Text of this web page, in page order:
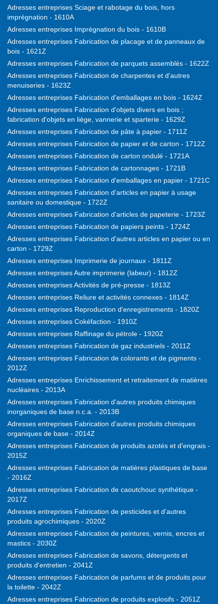
Adresses entreprises Sciage et rabotage du bois, hors
imprégnation - 1610A
Adresses entreprises Imprégnation du bois - 1610B
Adresses entreprises Fabrication de placage et de panneaux de
bois - 1621Z
Adresses entreprises Fabrication de parquets assemblés - 1622Z
Adresses entreprises Fabrication de charpentes et d'autres
menuiseries - 1623Z
Adresses entreprises Fabrication d'emballages en bois - 1624Z
Adresses entreprises Fabrication d'objets divers en bois ;
fabrication d'objets en liège, vannerie et sparterie - 1629Z
Adresses entreprises Fabrication de pâte à papier - 1711Z
Adresses entreprises Fabrication de papier et de carton - 1712Z
Adresses entreprises Fabrication de carton ondulé - 1721A
Adresses entreprises Fabrication de cartonnages - 1721B
Adresses entreprises Fabrication d'emballages en papier - 1721C
Adresses entreprises Fabrication d'articles en papier à usage
sanitaire ou domestique - 1722Z
Adresses entreprises Fabrication d'articles de papeterie - 1723Z
Adresses entreprises Fabrication de papiers peints - 1724Z
Adresses entreprises Fabrication d'autres articles en papier ou en
carton - 1729Z
Adresses entreprises Imprimerie de journaux - 1811Z
Adresses entreprises Autre imprimerie (labeur) - 1812Z
Adresses entreprises Activités de pré-presse - 1813Z
Adresses entreprises Reliure et activités connexes - 1814Z
Adresses entreprises Reproduction d'enregistrements - 1820Z
Adresses entreprises Cokéfaction - 1910Z
Adresses entreprises Raffinage du pétrole - 1920Z
Adresses entreprises Fabrication de gaz industriels - 2011Z
Adresses entreprises Fabrication de colorants et de pigments -
2012Z
Adresses entreprises Enrichissement et retraitement de matières
nucléaires - 2013A
Adresses entreprises Fabrication d'autres produits chimiques
inorganiques de base n.c.a. - 2013B
Adresses entreprises Fabrication d'autres produits chimiques
organiques de base - 2014Z
Adresses entreprises Fabrication de produits azotés et d'engrais -
2015Z
Adresses entreprises Fabrication de matières plastiques de base
- 2016Z
Adresses entreprises Fabrication de caoutchouc synthétique -
2017Z
Adresses entreprises Fabrication de pesticides et d’autres
produits agrochimiques - 2020Z
Adresses entreprises Fabrication de peintures, vernis, encres et
mastics - 2030Z
Adresses entreprises Fabrication de savons, détergents et
produits d'entretien - 2041Z
Adresses entreprises Fabrication de parfums et de produits pour
la toilette - 2042Z
Adresses entreprises Fabrication de produits explosifs - 2051Z